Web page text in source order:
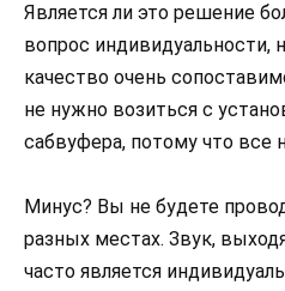
Является ли это решение
вопрос индивидуальности,
качество очень
не нужно возиться с
сабвуфера, потому что все
Минус? Вы не будете
разных местах. Звук,
часто является